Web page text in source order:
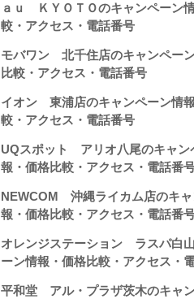
ａｕ ＫＹＯＴＯのキャンペーン
較・アクセス・電話番号
モバワン 北千住店のキャンペー
比較・アクセス・電話番号
イオン 東浦店のキャンペーン情
較・アクセス・電話番号
UQスポット アリオ八尾のキャン
報・価格比較・アクセス・電話番
NEWCOM 沖縄ライカム店のキャ
報・価格比較・アクセス・電話番
オレンジステーション ラスパ白
ーン情報・価格比較・アクセス・
平和堂 アル・プラザ茨木のキャ